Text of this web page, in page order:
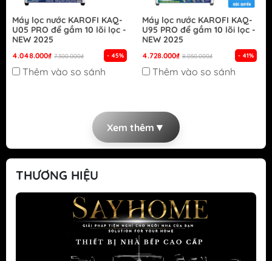
Máy lọc nước KAROFI KAQ-
U05 PRO để gầm 10 lõi lọc -
NEW 2025
4.048.000₫ 7.300.000₫ - 45%
Thêm vào so sánh
Máy lọc nước KAROFI KAQ-
U95 PRO để gầm 10 lõi lọc -
NEW 2025
4.728.000₫ 8.050.000₫ - 41%
Thêm vào so sánh
Xem thêm ▼
THƯƠNG HIỆU